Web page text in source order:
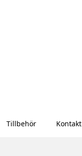
Tillbehör Kontakt